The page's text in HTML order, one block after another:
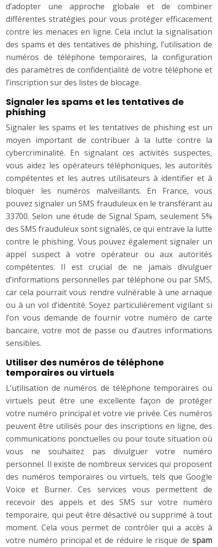
d’adopter une approche globale et de combiner
différentes stratégies pour vous protéger efficacement
contre les menaces en ligne. Cela inclut la signalisation
des spams et des tentatives de phishing, l’utilisation de
numéros de téléphone temporaires, la configuration
des paramètres de confidentialité de votre téléphone et
l’inscription sur des listes de blocage.
Signaler les spams et les tentatives de
phishing
Signaler les spams et les tentatives de phishing est un
moyen important de contribuer à la lutte contre la
cybercriminalité. En signalant ces activités suspectes,
vous aidez les opérateurs téléphoniques, les autorités
compétentes et les autres utilisateurs à identifier et à
bloquer les numéros malveillants. En France, vous
pouvez signaler un SMS frauduleux en le transférant au
33700. Selon une étude de Signal Spam, seulement 5%
des SMS frauduleux sont signalés, ce qui entrave la lutte
contre le phishing. Vous pouvez également signaler un
appel suspect à votre opérateur ou aux autorités
compétentes. Il est crucial de ne jamais divulguer
d’informations personnelles par téléphone ou par SMS,
car cela pourrait vous rendre vulnérable à une arnaque
ou à un vol d’identité. Soyez particulièrement vigilant si
l’on vous demande de fournir votre numéro de carte
bancaire, votre mot de passe ou d’autres informations
sensibles.
Utiliser des numéros de téléphone
temporaires ou virtuels
L’utilisation de numéros de téléphone temporaires ou
virtuels peut être une excellente façon de protéger
votre numéro principal et votre vie privée. Ces numéros
peuvent être utilisés pour des inscriptions en ligne, des
communications ponctuelles ou pour toute situation où
vous ne souhaitez pas divulguer votre numéro
personnel. Il existe de nombreux services qui proposent
des numéros temporaires ou virtuels, tels que Google
Voice et Burner. Ces services vous permettent de
recevoir des appels et des SMS sur votre numéro
temporaire, qui peut être désactivé ou supprimé à tout
moment. Cela vous permet de contrôler qui a accès à
votre numéro principal et de réduire le risque de spam